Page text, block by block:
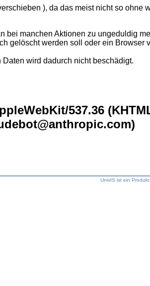
), da das meist nicht so ohne
bei manchen Aktionen zu ungeduldig
gelöscht werden soll oder ein Browser
wird dadurch nicht beschädigt.
537.36
UnivIS ist ein